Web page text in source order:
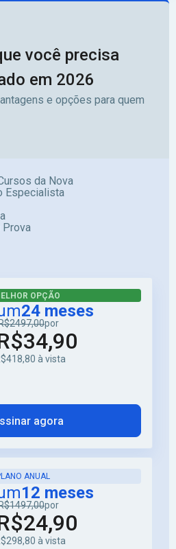
você precisa
em 2026
e opções para quem
da Nova
Especialista
Prova
OPÇÃO
24 meses
por
à vista
agora
ANUAL
12 meses
por
à vista